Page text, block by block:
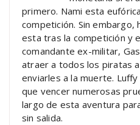
primero. Nami esta
competición. Sin embargo,
esta tras la competición y
comandante ex-militar,
atraer a todos los piratas
enviarles a la muerte.
que vencer numerosas
largo de esta aventura
sin salida.